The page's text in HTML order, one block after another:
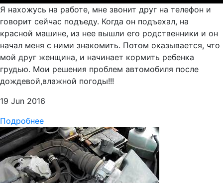
Я нахожусь на работе, мне звонит друг на телефон и
говорит сейчас подъеду. Когда он подъехал, на
красной машине, из нее вышли его родственники и он
начал меня с ними знакомить. Потом оказывается, что
мой друг женщина, и начинает кормить ребенка
грудью. Мои решения проблем автомобиля после
дождевой,влажной погоды!!!
19 Jun 2016
Подробнее